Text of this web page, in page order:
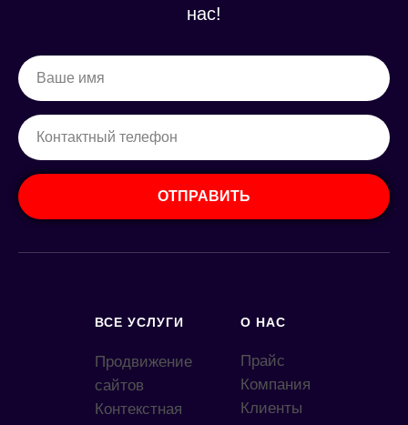
нас!
ОТПРАВИТЬ
ВСЕ УСЛУГИ О НАС
Прайс
Компания
Клиенты
Продвижение
сайтов
Контекстная